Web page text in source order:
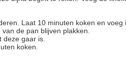
de pan blijven plakken.
deze gaar is.
koken.